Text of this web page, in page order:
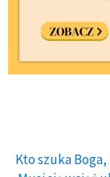
Kto szuka